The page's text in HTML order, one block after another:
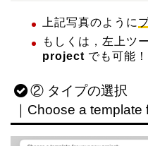
上記写真のように
もしくは，左上ツ
project でも可能！
② タイプの選択
｜Choose a